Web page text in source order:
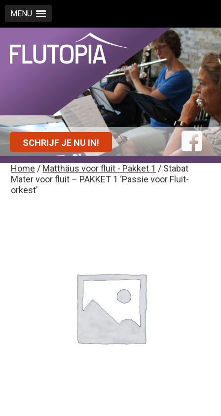
MENU
SCHRIJF JE NU IN!
Home / Matthäus voor fluit - Pakket 1 / Stabat
Mater voor fluit – PAKKET 1 ‘Passie voor Fluit-
orkest’